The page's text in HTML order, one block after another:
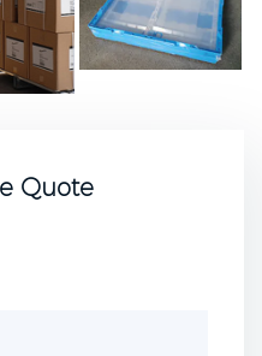
Quote